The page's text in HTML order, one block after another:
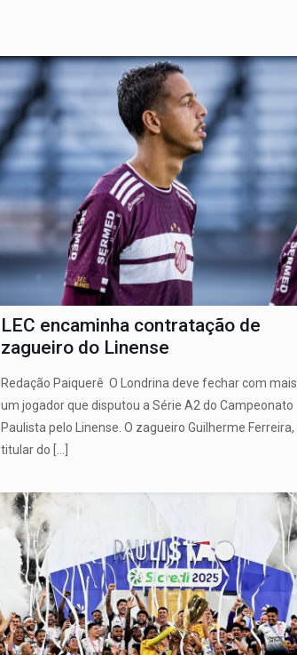
LEC encaminha contratação de
zagueiro do Linense
Redação Paiquerê O Londrina deve fechar com mais
um jogador que disputou a Série A2 do Campeonato
Paulista pelo Linense. O zagueiro Guilherme Ferreira,
titular do